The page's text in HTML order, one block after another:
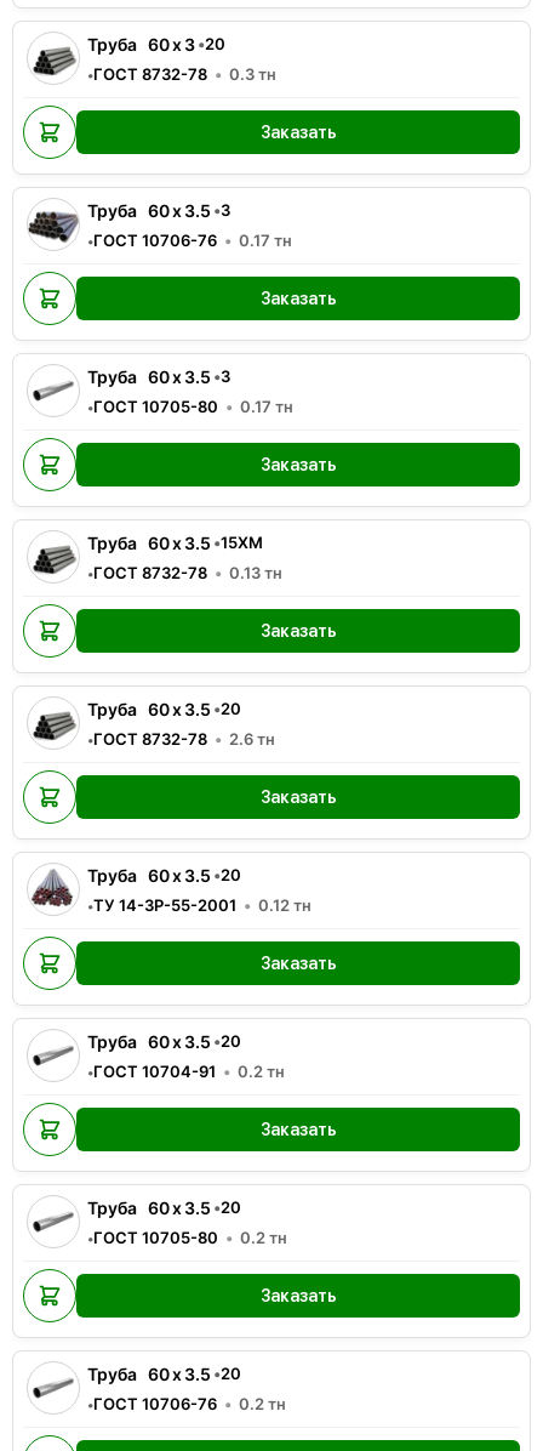
Труба 60x3•20
•ГОСТ 8732-78 0.3тн
Заказать
Труба 60x3.5 •3
•ГОСТ 10706-76 0.17 тн
Заказать
Труба 60x3.5 •3
•ГОСТ 10705-80 0.17 тн
Заказать
Труба 60x3.5 •15ХМ
•ГОСТ 8732-78 0.13тн
Заказать
Труба 60x3.5 •20
•ГОСТ 8732-78 2.6тн
Заказать
Труба 60x3.5 •20
•ТУ 14-3Р-55-2001 0.12 тн
Заказать
Труба 60x3.5 •20
•ГОСТ 10704-91 0.2 тн
Заказать
Труба 60x3.5 •20
•ГОСТ 10705-80 0.2 тн
Заказать
Труба 60x3.5 •20
•ГОСТ 10706-76 0.2 тн